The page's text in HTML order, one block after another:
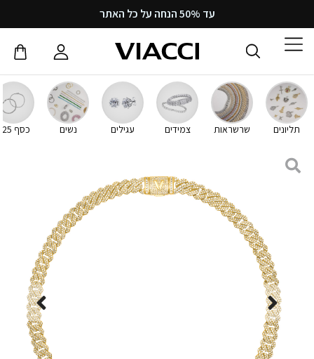
עד 50% הנחה על כל האתר
תליונים שרשראות צמידים עגילים נשים כסף 925